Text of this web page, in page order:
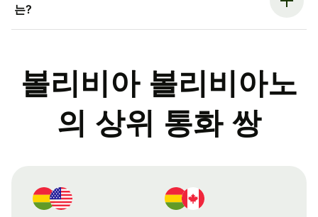
는?
볼리비아 볼리비아노
의 상위 통화 쌍